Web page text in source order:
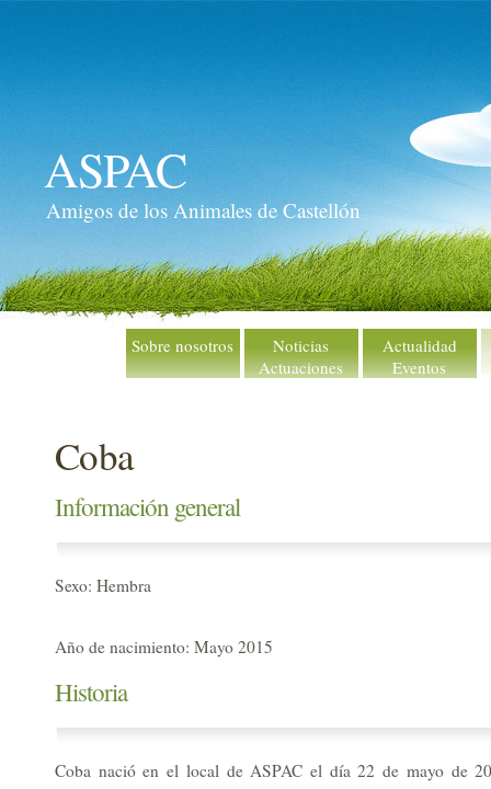
ASPAC
Amigos de los Animales de Castellón
Sobre nosotros
Noticias
Actuaciones
Actualidad
Eventos
Coba
Información general
Sexo: Hembra
Año de nacimiento: Mayo 2015
Historia
Coba nació en el local de ASPAC el día 22 de mayo de